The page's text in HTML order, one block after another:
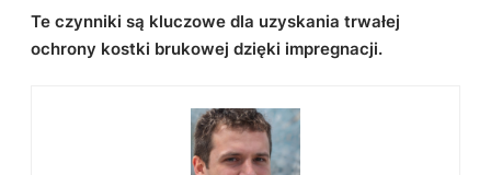
Te czynniki są kluczowe dla uzyskania trwałej
ochrony kostki brukowej dzięki impregnacji.